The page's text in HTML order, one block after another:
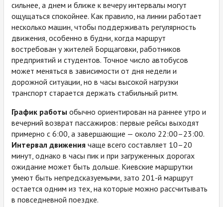
сильнее, а днем и ближе к вечеру интервалы могут
ощущаться спокойнее. Как правило, на линии работает
несколько машин, чтобы поддерживать регулярность
движения, особенно в будни, когда маршрут
востребован у жителей Борщаговки, работников
предприятий и студентов. Точное число автобусов
может меняться в зависимости от дня недели и
дорожной ситуации, но в часы высокой нагрузки
транспорт старается держать стабильный ритм.
График работы обычно ориентирован на раннее утро и
вечерний возврат пассажиров: первые рейсы выходят
примерно с 6:00, а завершающие — около 22:00–23:00.
Интервал движения чаще всего составляет 10–20
минут, однако в часы пик и при загруженных дорогах
ожидание может быть дольше. Киевские маршрутки
умеют быть непредсказуемыми, зато 201-й маршрут
остается одним из тех, на которые можно рассчитывать
в повседневной поездке.